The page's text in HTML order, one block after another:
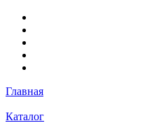
Главная
Каталог